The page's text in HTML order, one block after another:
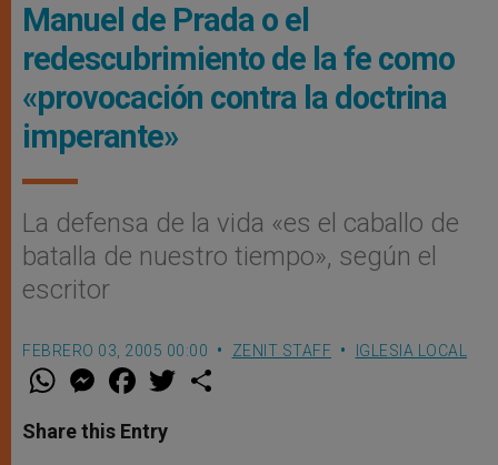
Manuel de Prada o el
redescubrimiento de la fe como
«provocación contra la doctrina
imperante»
La defensa de la vida «es el caballo de
batalla de nuestro tiempo», según el
escritor
FEBRERO 03, 2005 00:00 ZENIT STAFF IGLESIA LOCAL
W
t
s
M
e
s
e
F
a
e
b
w
Share this Entry